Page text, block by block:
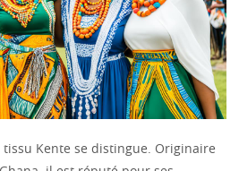
tissu Kente se distingue. Originaire